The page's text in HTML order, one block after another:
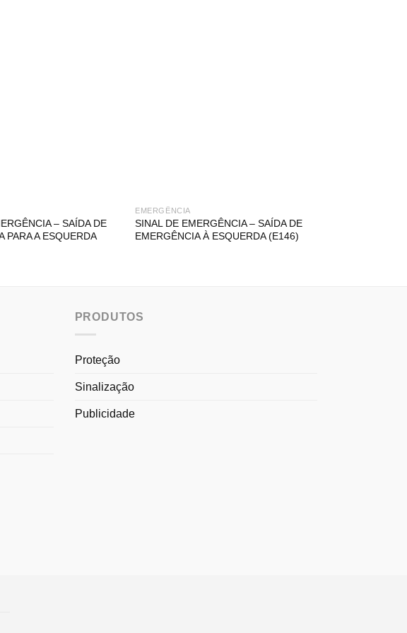
– SAÍDA DE
PARA A ESQUERDA
EMERGÊNCIA
SINAL DE EMERGÊNCIA – SAÍDA DE
EMERGÊNCIA À ESQUERDA (E146)
PRODUTOS
Proteção
Sinalização
Publicidade